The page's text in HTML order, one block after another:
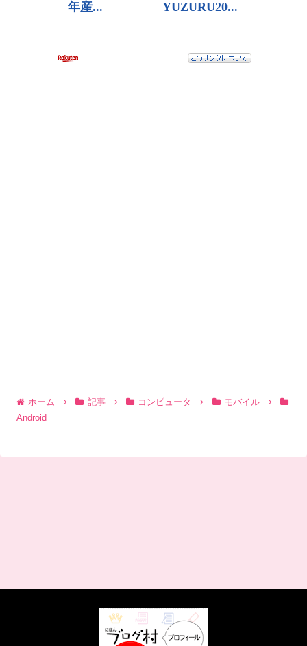
ホーム 記事 コンピュータ
モバイル
Android